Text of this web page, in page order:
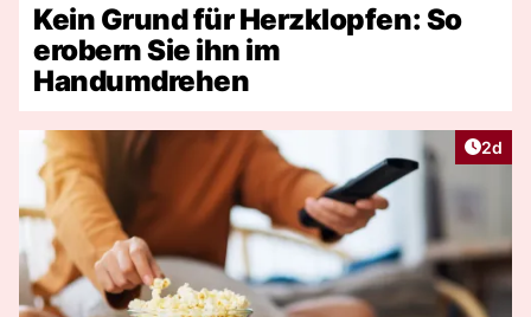
Kein Grund für Herzklopfen: So
erobern Sie ihn im
Handumdrehen
2d